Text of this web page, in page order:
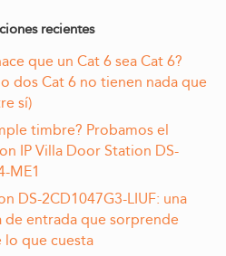
recientes
que un Cat 6 sea Cat 6?
dos Cat 6 no tienen nada que
sí)
timbre? Probamos el
IP Villa Door Station DS-
ME1
DS-2CD1047G3-LIUF: una
de entrada que sorprende
lo que cuesta